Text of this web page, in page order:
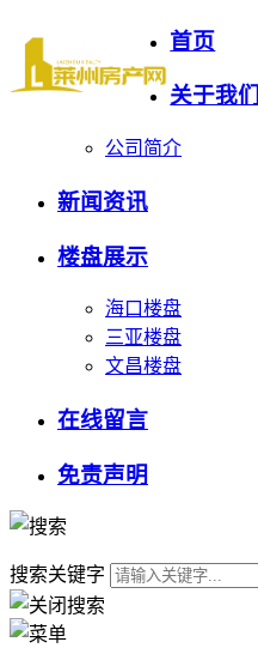
首页
关于我们
公司简介
新闻资讯
楼盘展示
海口楼盘
三亚楼盘
文昌楼盘
在线留言
免责声明
搜索关键字